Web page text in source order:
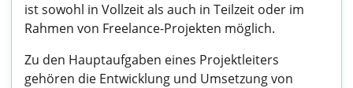
ist sowohl in Vollzeit als auch in Teilzeit oder im
Rahmen von Freelance-Projekten möglich.
Zu den Hauptaufgaben eines Projektleiters
gehören die Entwicklung und Umsetzung von